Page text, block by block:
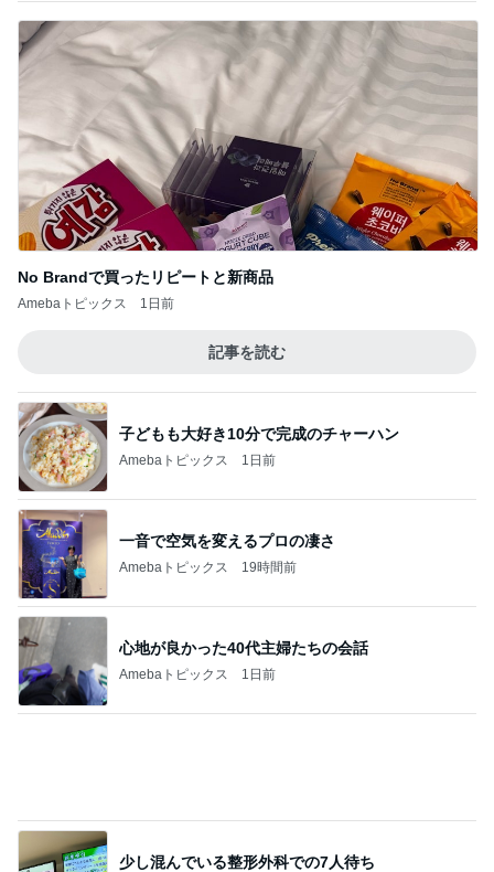
No Brandで買ったリピートと新商品
1日前
記事を読む
子どもも大好き10分で完成のチャーハン
Amebaトピックス 1日前
Amebaトピックス 19時間前
心地が良かった40代主婦たちの会話
Amebaトピックス 1日前
少し混んでいる整形外科での7人待ち
Amebaトピックス 2日前